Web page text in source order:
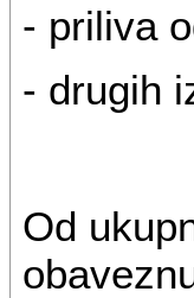
- priliva
- drugih
Od